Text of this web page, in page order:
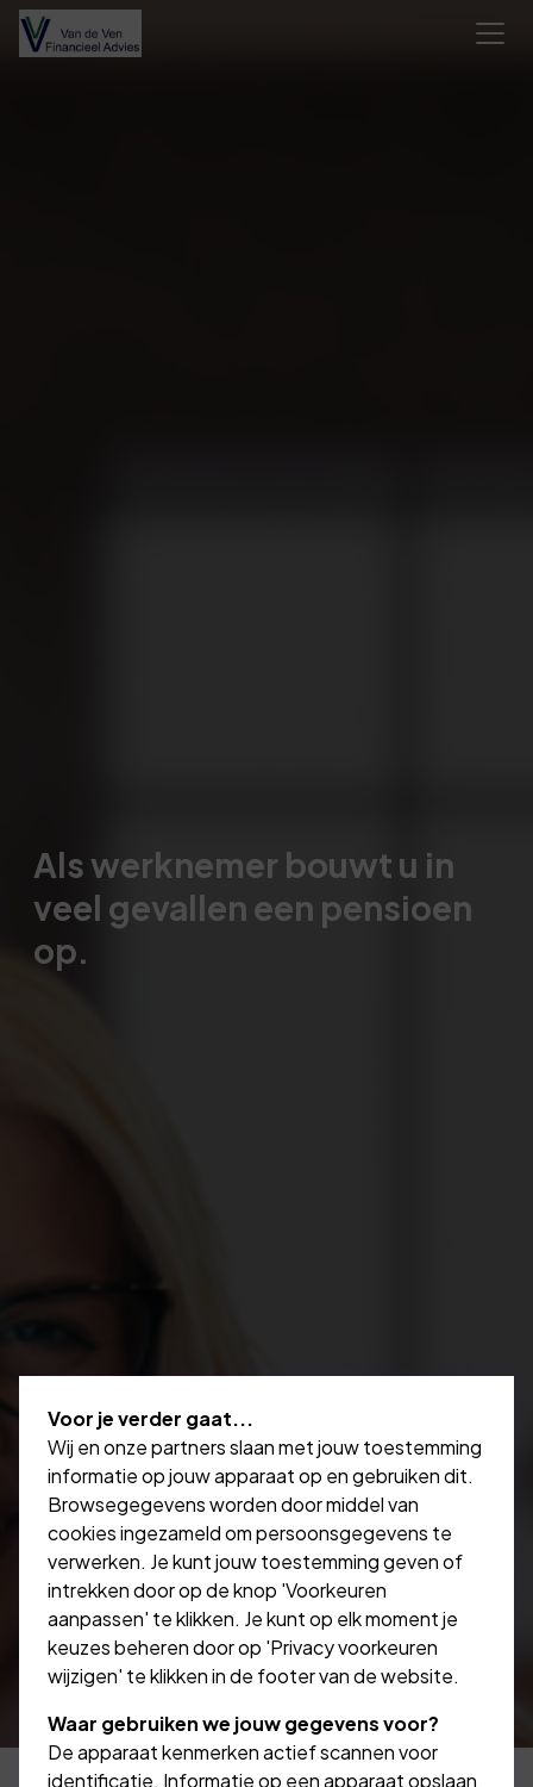
Als werknemer bouwt u in
veel gevallen een pensioen
op.
Voor je verder gaat...
Wij en onze partners slaan met jouw toestemming
informatie op jouw apparaat op en gebruiken dit.
Browsegegevens worden door middel van
cookies ingezameld om persoonsgegevens te
verwerken. Je kunt jouw toestemming geven of
intrekken door op de knop 'Voorkeuren
aanpassen' te klikken. Je kunt op elk moment je
keuzes beheren door op 'Privacy voorkeuren
wijzigen' te klikken in de footer van de website.
Waar gebruiken we jouw gegevens voor?
De apparaat kenmerken actief scannen voor
identificatie. Informatie op een apparaat opslaan